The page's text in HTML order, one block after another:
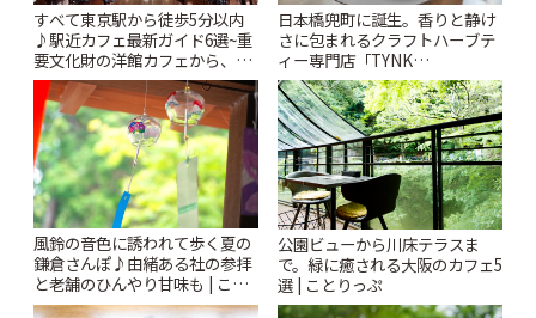
すべて東京駅から徒歩5分以内
♪駅近カフェ最新ガイド6選~重
要文化財の洋館カフェから、改
札すぐのレトロ喫茶まで~ | こと
りっぷ
日本橋兜町に誕生。香りと静け
さに包まれるクラフトハーブテ
ィー専門店「TYNK
Kabutocho」 | ことりっぷ
風鈴の音色に誘われて歩く夏の
鎌倉さんぽ♪由緒ある社の参拝
と老舗のひんやり甘味も | こと
りっぷ
公園ビューから川床テラスま
で。緑に癒される大阪のカフェ5
選 | ことりっぷ